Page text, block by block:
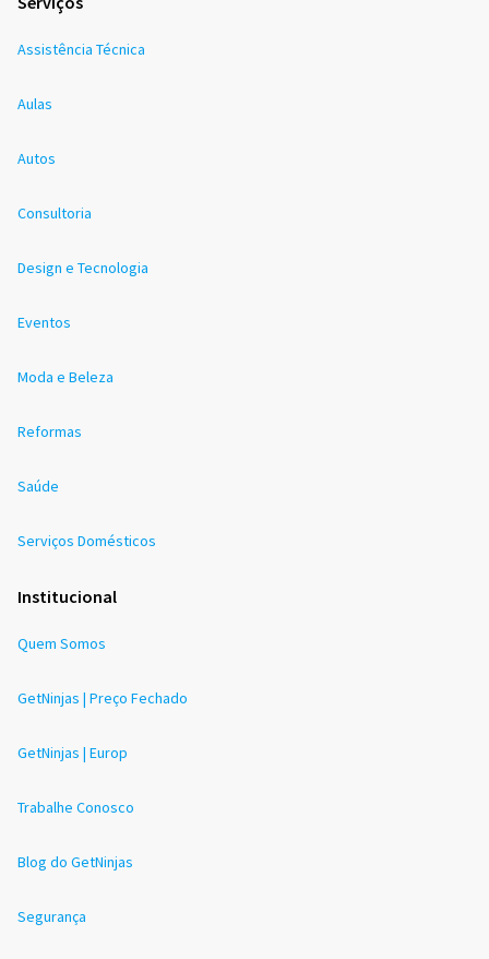
Assistência Técnica
Aulas
Autos
Consultoria
Design e Tecnologia
Eventos
Moda e Beleza
Reformas
Saúde
Serviços Domésticos
Institucional
Quem Somos
GetNinjas | Preço Fechado
GetNinjas | Europ
Trabalhe Conosco
Blog do GetNinjas
Segurança